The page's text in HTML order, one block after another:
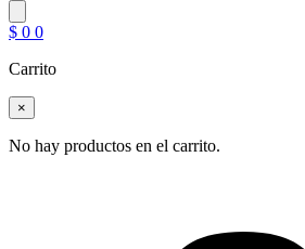
$ 0 0
Carrito
×
No hay productos en el carrito.